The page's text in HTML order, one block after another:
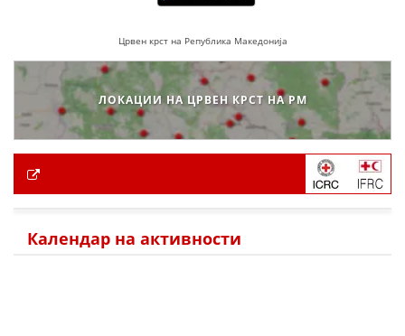
Црвен крст на Република Македонија
ЛОКАЦИИ НА ЦРВЕН КРСТ НА РМ
Календар на активности